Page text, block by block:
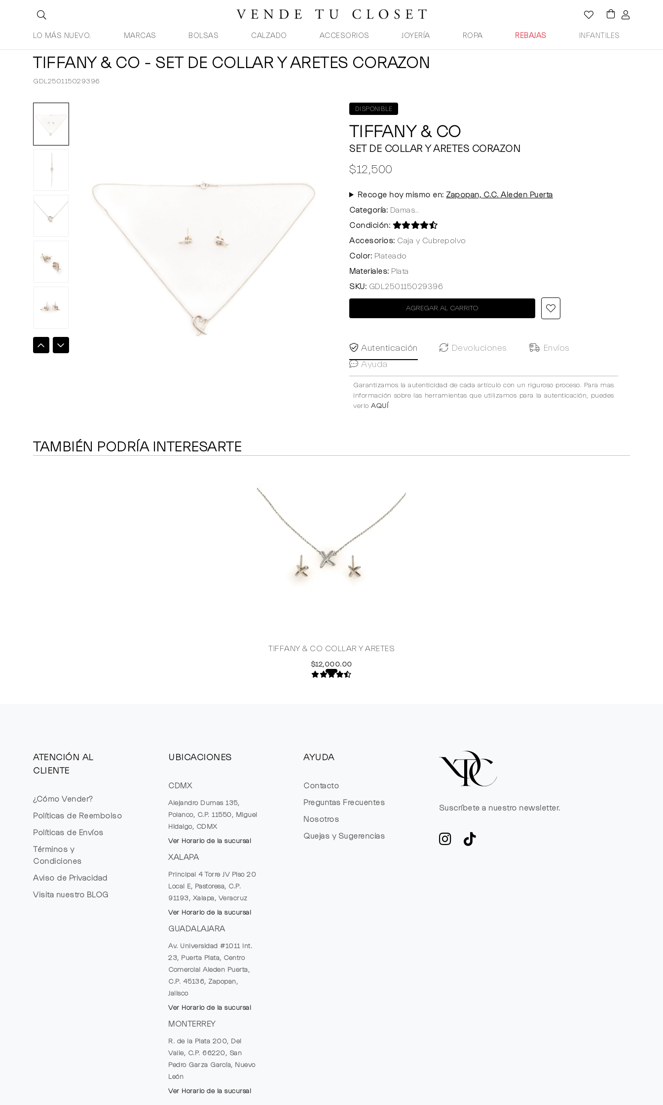
LO MÁS NUEVO. MARCAS BOLSAS CALZADO ACCESORIOS JOYERÍA ROPA REBAJAS INFANTILES
TIFFANY & CO - SET DE COLLAR Y ARETES CORAZON
GDL250115029396
DISPONIBLE
TIFFANY & CO
SET DE COLLAR Y ARETES CORAZON
$12,500
Recoge hoy mismo en: Zapopan, C.C. Aleden Puerta
Categoría: Damas..
Condición:
Accesorios: Caja y Cubrepolvo
Color: Plateado
Materiales: Plata
SKU: GDL250115029396
AGREGAR AL CARRITO
Autenticación Devoluciones
Envíos
Ayuda
Garantizamos la autenticidad de cada artículo con un riguroso proceso. Para mas
información sobre las herramientas que utilizamos para la autenticación, puedes
verlo AQUÍ
TAMBIÉN PODRÍA INTERESARTE
TIFFANY & CO COLLAR Y ARETES
$12,000.00
ATENCIÓN AL
CLIENTE
¿Cómo Vender?
Políticas de Reembolso
Políticas de Envíos
Términos y
Condiciones
Aviso de Privacidad
Visita nuestro BLOG
UBICACIONES
CDMX
Alejandro Dumas 135,
Polanco, C.P. 11550, Miguel
Hidalgo, CDMX
Ver Horario de la sucursal
XALAPA
Principal 4 Torre JV Piso 20
Local E, Pastoresa, C.P.
91193, Xalapa, Veracruz
Ver Horario de la sucursal
GUADALAJARA
Av. Universidad #1011 Int.
23, Puerta Plata, Centro
Comercial Aleden Puerta,
C.P. 45136, Zapopan,
Jalisco
Ver Horario de la sucursal
MONTERREY
R. de la Plata 200, Del
Valle, C.P. 66220, San
Pedro Garza García, Nuevo
León
Ver Horario de la sucursal
AYUDA
Contacto
Preguntas Frecuentes
Nosotros
Quejas y Sugerencias
Suscríbete a nuestro newsletter.